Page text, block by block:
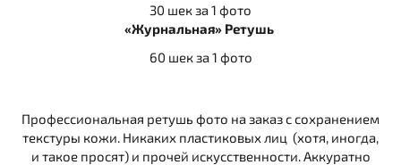
30 шек за 1 фото
«Журнальная» Ретушь
60 шек за 1 фото
Профессиональная ретушь фото на заказ с сохранением
текстуры кожи. Никаких пластиковых лиц (хотя, иногда,
и такое просят) и прочей искусственности. Аккуратно